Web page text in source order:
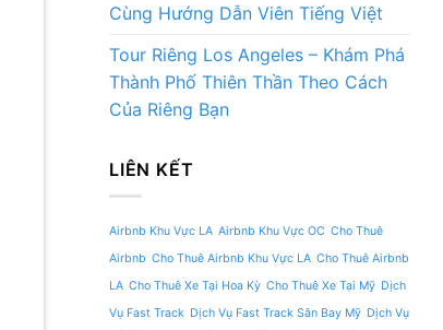
Cùng Hướng Dẫn Viên Tiếng Việt
Tour Riêng Los Angeles – Khám Phá
Thành Phố Thiên Thần Theo Cách
Của Riêng Bạn
LIÊN KẾT
Airbnb Khu Vực LA Airbnb Khu Vực OC Cho Thuê
Airbnb Cho Thuê Airbnb Khu Vực LA Cho Thuê Airbnb
LA Cho Thuê Xe Tại Hoa Kỳ Cho Thuê Xe Tại Mỹ Dịch
Vụ Fast Track Dịch Vụ Fast Track Sân Bay Mỹ Dịch Vụ